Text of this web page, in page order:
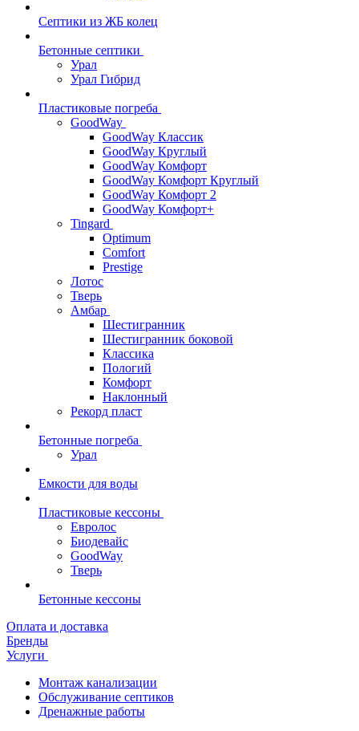
Септики из ЖБ колец
Бетонные септики
Урал
Урал Гибрид
Пластиковые погреба
GoodWay
GoodWay Классик
GoodWay Круглый
GoodWay Комфорт
GoodWay Комфорт Круглый
GoodWay Комфорт 2
GoodWay Комфорт+
Tingard
Optimum
Comfort
Prestige
Лотос
Тверь
Амбар
Шестигранник
Шестигранник боковой
Классика
Пологий
Комфорт
Наклонный
Рекорд пласт
Бетонные погреба
Урал
Емкости для воды
Пластиковые кессоны
Евролос
Биодевайс
GoodWay
Тверь
Бетонные кессоны
Оплата и доставка
Бренды
Услуги
Монтаж канализации
Обслуживание септиков
Дренажные работы